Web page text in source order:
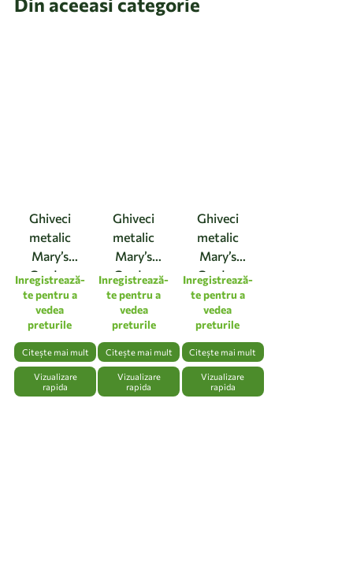
Ghiveci
metalic
Mary’s
Garden
Supplies 13
cm, culoarea
verde
Inregistrează-
te pentru a
vedea
preturile
Citește mai mult
Vizualizare
rapida
Ghiveci
metalic
Mary’s
Garden
Supplies 11.5
cm, culoarea
verde
Inregistrează-
te pentru a
vedea
preturile
Citește mai mult
Vizualizare
rapida
Ghiveci
metalic
Mary’s
Garden
Supplies 8.5
cm, culoarea
verde
Inregistrează-
te pentru a
vedea
preturile
Citește mai mult
Vizualizare
rapida